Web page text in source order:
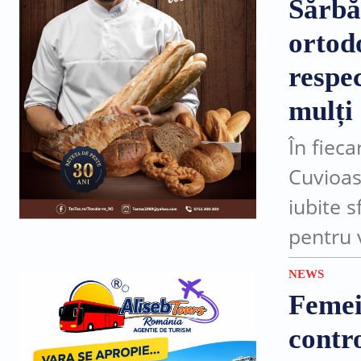
mulți
În
iubite
pentru
NEWS